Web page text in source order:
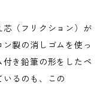
（フリクション）が
製の消しゴムを使っ
き鉛筆の形をしたペ
るのも、この